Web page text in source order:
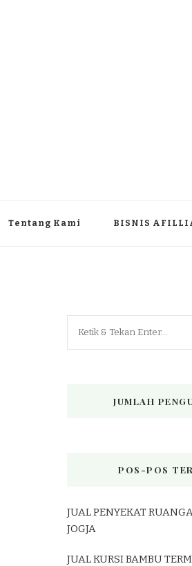
Tentang Kami BISNIS
JUMLAH
POS-POS
JUAL PENYEKAT
JOGJA
JUAL KURSI BAMBU